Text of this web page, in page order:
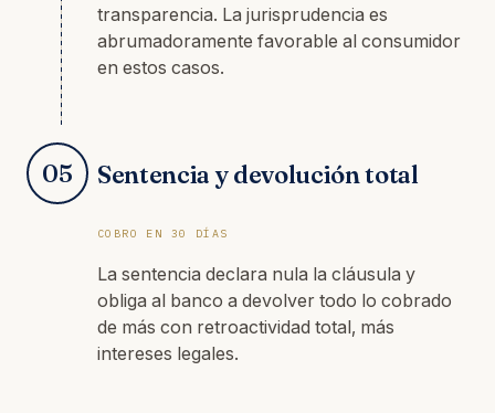
transparencia. La jurisprudencia es
abrumadoramente favorable al consumidor
en estos casos.
05 Sentencia y devolución total
COBRO EN 30 DÍAS
La sentencia declara nula la cláusula y
obliga al banco a devolver todo lo cobrado
de más con retroactividad total, más
intereses legales.